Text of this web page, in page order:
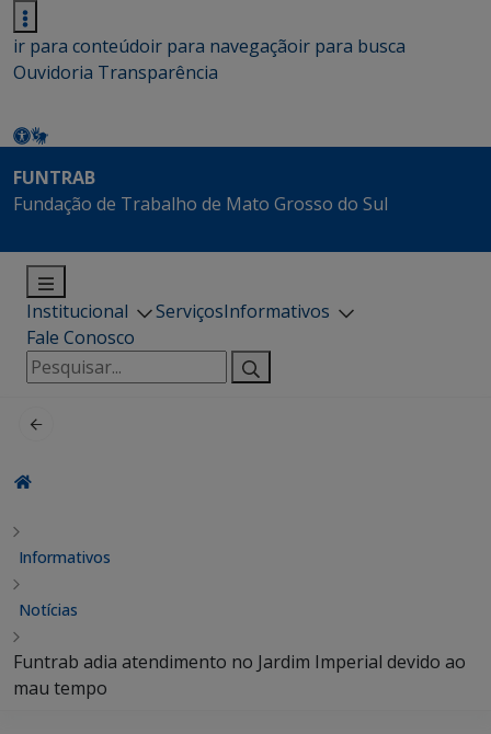
ir para conteúdoir para navegaçãoir para busca
Ouvidoria Transparência
FUNTRAB
Fundação de Trabalho de Mato Grosso do Sul
Institucional ServiçosInformativos
Fale Conosco
Pesquisar
por:
Informativos
Notícias
Funtrab adia atendimento no Jardim Imperial devido ao
mau tempo